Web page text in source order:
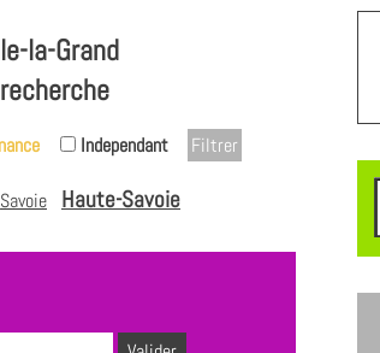
la-Grand
Independant
Savoie Haute-Savoie